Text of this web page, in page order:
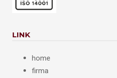
LINK
home
firma